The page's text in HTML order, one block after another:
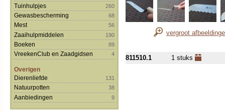
Tuinhulpjes 260
Gewasbescherming 68
Mest 56
Zaaihulpmiddelen 190
Boeken 89
VreekenClub en Zaadgidsen 4
Overigen
Dierenliefde
131
Natuurpotten 38
Aanbiedingen 9
vergroot
811510.1 1 stuks